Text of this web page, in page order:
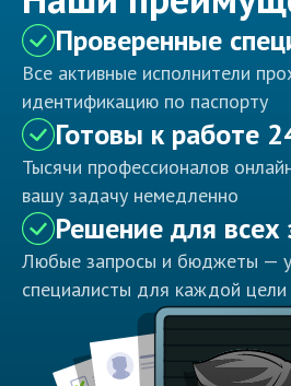
Проверенные
Все активные исполнители
идентификацию по паспорту
Готовы к работе
Тысячи профессионалов
вашу задачу немедленно
Решение для всех
Любые запросы и бюджеты — у
специалисты для каждой цели